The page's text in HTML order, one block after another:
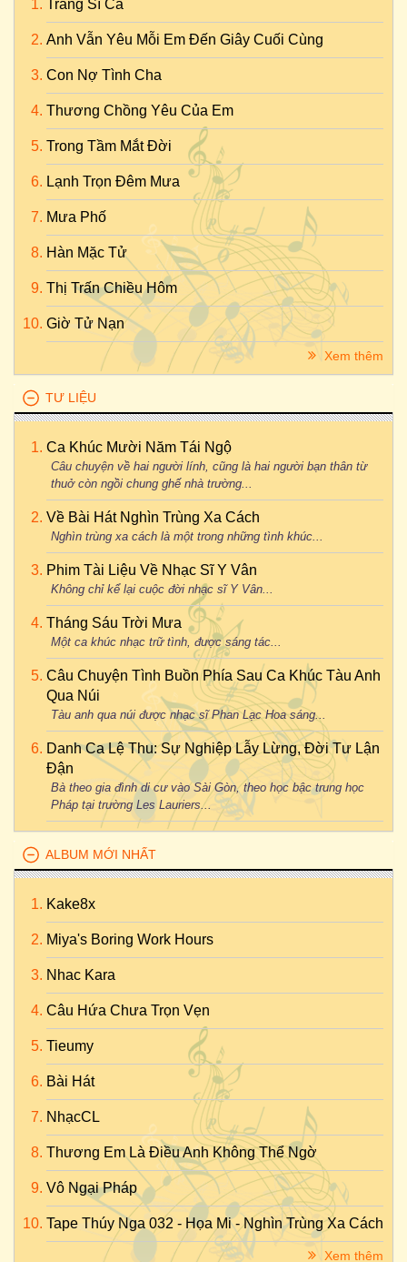
Tráng Sĩ Ca
Anh Vẫn Yêu Mỗi Em Đến Giây Cuối Cùng
Con Nợ Tình Cha
Thương Chồng Yêu Của Em
Trong Tầm Mắt Đời
Lạnh Trọn Đêm Mưa
Mưa Phố
Hàn Mặc Tử
Thị Trấn Chiều Hôm
Giờ Tử Nạn
Xem thêm
TƯ LIỆU
Ca Khúc Mười Năm Tái Ngộ
Câu chuyện về hai người lính, cũng là hai người bạn thân từ
thuở còn ngồi chung ghế nhà trường...
Về Bài Hát Nghìn Trùng Xa Cách
Nghìn trùng xa cách là một trong những tình khúc...
Phim Tài Liệu Về Nhạc Sĩ Y Vân
Không chỉ kể lại cuộc đời nhạc sĩ Y Vân...
Tháng Sáu Trời Mưa
Một ca khúc nhạc trữ tình, được sáng tác...
Câu Chuyện Tình Buồn Phía Sau Ca Khúc Tàu Anh
Qua Núi
Tàu anh qua núi được nhạc sĩ Phan Lạc Hoa sáng...
Danh Ca Lệ Thu: Sự Nghiệp Lẫy Lừng, Đời Tư Lận
Đận
Bà theo gia đình di cư vào Sài Gòn, theo học bậc trung học
Pháp tại trường Les Lauriers...
ALBUM MỚI NHẤT
Kake8x
Miya's Boring Work Hours
Nhac Kara
Câu Hứa Chưa Trọn Vẹn
Tieumy
Bài Hát
NhạcCL
Thương Em Là Điều Anh Không Thể Ngờ
Vô Ngại Pháp
Tape Thúy Nga 032 - Họa Mi - Nghìn Trùng Xa Cách
Xem thêm